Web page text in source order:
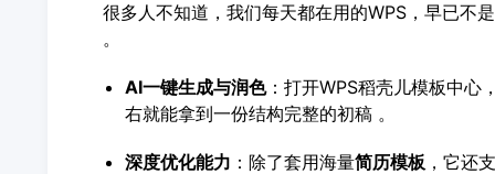
很多人不知道，我们每天都在用的WPS，早已不
。
AI一键生成与润色：打开WPS稻壳儿模板中心
右就能拿到一份结构完整的初稿 。
深度优化能力 ：除了套用海量简历模板，它还